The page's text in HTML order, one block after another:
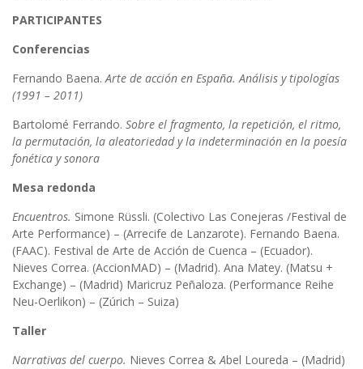
PARTICIPANTES
Conferencias
Fernando Baena. Arte de acción en España. Análisis y tipologías
(1991 – 2011)
Bartolomé Ferrando. Sobre el fragmento, la repetición, el ritmo,
la permutación, la aleatoriedad y la indeterminación en la poesía
fonética y sonora
Mesa redonda
Encuentros. Simone Rüssli. (Colectivo Las Conejeras /Festival de
Arte Performance) – (Arrecife de Lanzarote). Fernando Baena.
(FAAC). Festival de Arte de Acción de Cuenca – (Ecuador).
Nieves Correa. (AccionMAD) – (Madrid). Ana Matey. (Matsu +
Exchange) – (Madrid) Maricruz Peñaloza. (Performance Reihe
Neu-Oerlikon) – (Zúrich – Suiza)
Taller
Narrativas del cuerpo. Nieves Correa &Abel Loureda – (Madrid)